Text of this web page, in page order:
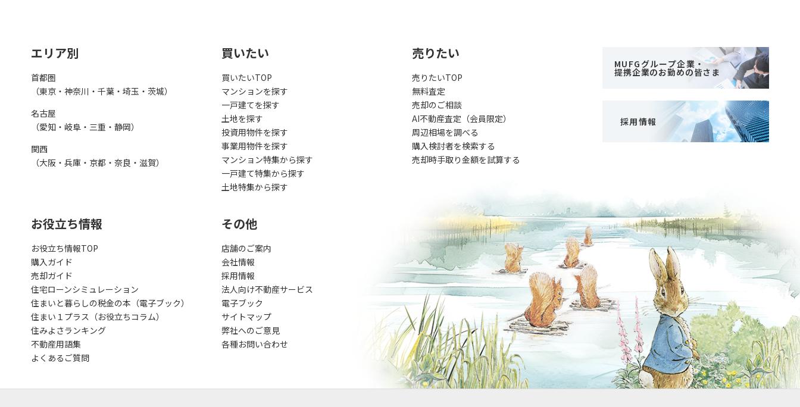
エリア別
首都圏
（東京・神奈川・千葉・埼玉・茨城）
名古屋
（愛知・岐阜・三重・静岡）
関西
（大阪・兵庫・京都・奈良・滋賀）
買いたい
買いたいTOP
マンションを探す
一戸建てを探す
土地を探す
投資用物件を探す
事業用物件を探す
マンション特集から探す
一戸建て特集から探す
土地特集から探す
売りたい
売りたいTOP
無料査定
売却のご相談
AI不動産査定（会員限定）
周辺相場を調べる
購入検討者を検索する
売却時手取り金額を試算する
MUFGグループ企業・
提携企業のお勤めの皆さま
採用情報
お役立ち情報
お役立ち情報TOP
購入ガイド
売却ガイド
住宅ローンシミュレーション
住まいと暮らしの税金の本（電子ブック）
住まい１プラス（お役立ちコラム）
住みよさランキング
不動産用語集
よくあるご質問
その他
店舗のご案内
会社情報
採用情報
法人向け不動産サービス
電子ブック
サイトマップ
弊社へのご意見
各種お問い合わせ